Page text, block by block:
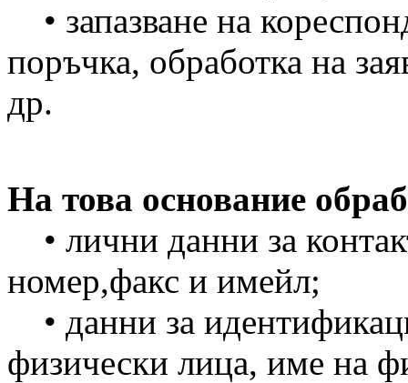
• запазване на
поръчка, обработка на
др.
На това основание
• лични данни за
номер,факс и имейл;
• данни за
физически лица, име на